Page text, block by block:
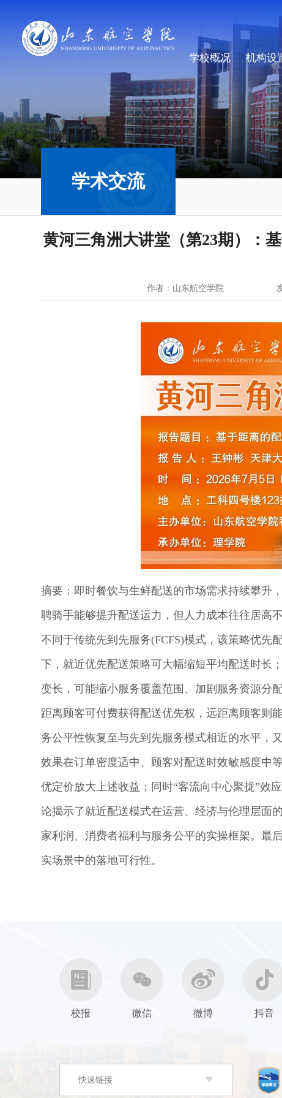
学校概况 机构设
学术交流
黄河三角洲大讲堂（第23期）：
作者：山东航空学院
摘要：即时餐饮与生鲜配送的市场需求持续攀升
聘骑手能够提升配送运力，但人力成本往往居高
不同于传统先到先服务(FCFS)模式，该策略优先
下，就近优先配送策略可大幅缩短平均配送时
变长，可能缩小服务覆盖范围、加剧服务资源分
距离顾客可付费获得配送优先权，远距离顾客则
务公平性恢复至与先到先服务模式相近的水平，
效果在订单密度适中、顾客对配送时效敏感度中
优定价放大上述收益；同时“客流向中心聚拢”效
论揭示了就近配送模式在运营、经济与伦理层面
家利润、消费者福利与服务公平的实操框架。最
实场景中的落地可行性。
校报 微信 微博 抖音
快速链接